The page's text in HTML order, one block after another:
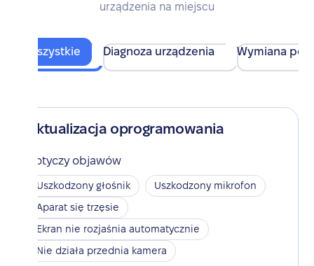
urządzenia na miejscu
Wszystkie Diagnoza urządzenia Wymiana
Aktualizacja oprogramowania
Dotyczy objawów
Uszkodzony głośnik
Uszkodzony mikrofon
Aparat się trzęsie
Ekran nie rozjaśnia automatycznie
Nie działa przednia kamera